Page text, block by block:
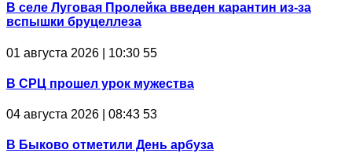
В селе Луговая Пролейка введен карантин из-за
вспышки бруцеллеза
01 августа 2026 | 10:30 55
В СРЦ прошел урок мужества
04 августа 2026 | 08:43 53
В Быково отметили День арбуза